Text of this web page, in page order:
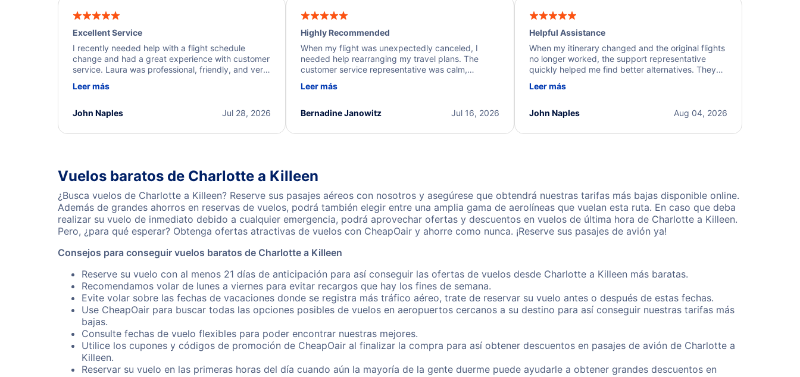
Excellent Service
I recently needed help with a flight schedule
change and had a great experience with customer
service. Laura was professional, friendly, and very
a solution and kept me informed of the next steps.
Leer más
Jul 28, 2026
John Naples
Highly Recommended
When my flight was unexpectedly canceled, I
needed help rearranging my travel plans. The
customer service representative was calm,
process. They quickly found alternative flight
I truly appreciate the excellent support and
Leer más
Jul 16, 2026
Bernadine Janowitz
Helpful Assistance
When my itinerary changed and the original flights
no longer worked, the support representative
quickly helped me find better alternatives. They
beyond to resolve the issue. I'm grateful for the
Leer más
Aug 04, 2026
John Naples
Vuelos baratos de Charlotte a Killeen
¿Busca vuelos de Charlotte a Killeen? Reserve sus pasajes aéreos con nosotros y asegúrese que obtendrá nuestras tarifas más bajas disponible online.
Además de grandes ahorros en reservas de vuelos, podrá también elegir entre una amplia gama de aerolíneas que vuelan esta ruta. En caso que deba
realizar su vuelo de inmediato debido a cualquier emergencia, podrá aprovechar ofertas y descuentos en vuelos de última hora de Charlotte a Killeen.
Pero, ¿para qué esperar? Obtenga ofertas atractivas de vuelos con CheapOair y ahorre como nunca. ¡Reserve sus pasajes de avión ya!
Consejos para conseguir vuelos baratos de Charlotte a Killeen
Reserve su vuelo con al menos 21 días de anticipación para así conseguir las ofertas de vuelos desde Charlotte a Killeen más baratas.
Recomendamos volar de lunes a viernes para evitar recargos que hay los fines de semana.
Evite volar sobre las fechas de vacaciones donde se registra más tráfico aéreo, trate de reservar su vuelo antes o después de estas fechas.
Use CheapOair para buscar todas las opciones posibles de vuelos en aeropuertos cercanos a su destino para así conseguir nuestras tarifas más
bajas.
Consulte fechas de vuelo flexibles para poder encontrar nuestras mejores.
Utilice los cupones y códigos de promoción de CheapOair al finalizar la compra para así obtener descuentos en pasajes de avión de Charlotte a
Killeen.
Reservar su vuelo en las primeras horas del día cuando aún la mayoría de la gente duerme puede ayudarle a obtener grandes descuentos en